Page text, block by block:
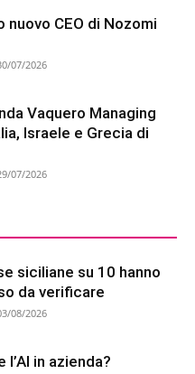
nuovo CEO di Nozomi
07/2026
Vaquero Managing
Israele e Grecia di
07/2026
siciliane su 10 hanno
da verificare
08/2026
in azienda?